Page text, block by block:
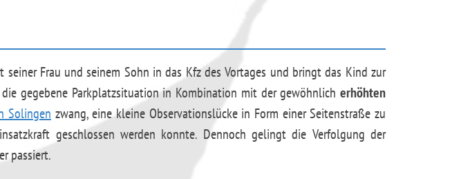
Frau und seinem Sohn in das Kfz des Vortages und bringt das Kind zur
gegebene Parkplatzsituation in Kombination mit der gewöhnlich erhöhten
Solingen zwang, eine kleine Observationslücke in Form einer Seitenstraße zu
geschlossen werden konnte. Dennoch gelingt die Verfolgung der
passiert.